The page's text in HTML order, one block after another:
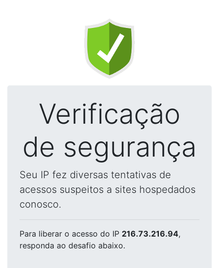
Verificação
de segurança
Seu IP fez diversas tentativas de
acessos suspeitos a sites hospedados
conosco.
Para liberar o acesso do IP 216.73.216.94,
responda ao desafio abaixo.